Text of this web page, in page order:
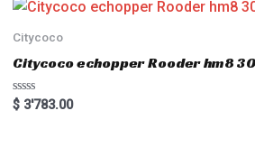
Citycoco
Citycoco echopper Rooder hm8
R
a
$3'783.00